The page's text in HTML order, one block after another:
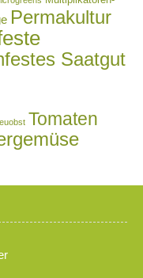
Permakultur
Saatgut
Tomaten